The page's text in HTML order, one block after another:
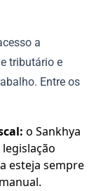
a
tributário e
Entre os
o Sankhya
esteja sempre